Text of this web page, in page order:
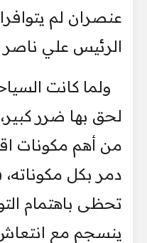
عنصران لم
الرئيس علي ناصر
ولما كانت
لحق بها ضرر
من أهم مكونات
دمر بكل مكوناته،
تحظى باهتمام
ينسجم مع